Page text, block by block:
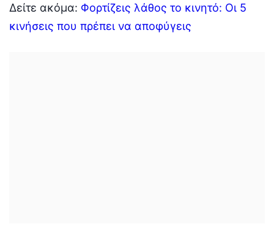
Δείτε ακόμα: Φορτίζεις λάθος το κινητό: Οι 5
κινήσεις που πρέπει να αποφύγεις